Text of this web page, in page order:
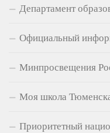
Департамент
Официальный
Минпросвещения
Моя школа
Приоритетный